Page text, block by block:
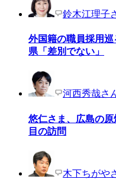
鈴木江理子
外国籍の職員採用
県「差別でない」
河西秀哉さ
悠仁さま、広島の
目の訪問
木下ちがや